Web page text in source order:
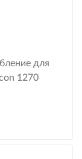
для
1270